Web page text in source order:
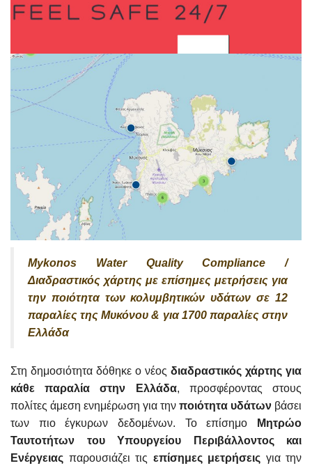
Mykonos Water Quality Compliance /
Διαδραστικός χάρτης με επίσημες μετρήσεις για
την ποιότητα των κολυμβητικών υδάτων σε 12
παραλίες της Μυκόνου & για 1700 παραλίες στην
Ελλάδα
Στη δημοσιότητα δόθηκε ο νέος διαδραστικός χάρτης για
κάθε παραλία στην Ελλάδα, προσφέροντας στους
πολίτες άμεση ενημέρωση για την ποιότητα υδάτων βάσει
των πιο έγκυρων δεδομένων. Το επίσημο
Μητρώο
Ταυτοτήτων του Υπουργείου Περιβάλλοντος και
Ενέργειας παρουσιάζει τις επίσημες μετρήσεις για την